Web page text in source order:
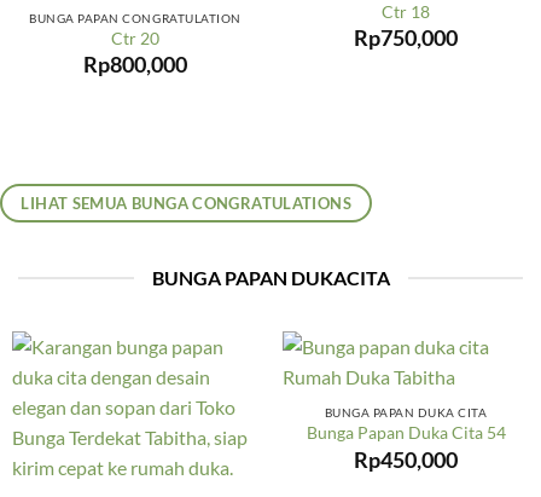
BUNGA PAPAN CONGRATULATION
Ctr 20
Rp800,000
Ctr 18
Rp750,000
LIHAT SEMUA BUNGA CONGRATULATIONS
BUNGA PAPAN DUKACITA
BUNGA PAPAN DUKA CITA
Bunga Papan Duka Cita 54
Rp450,000